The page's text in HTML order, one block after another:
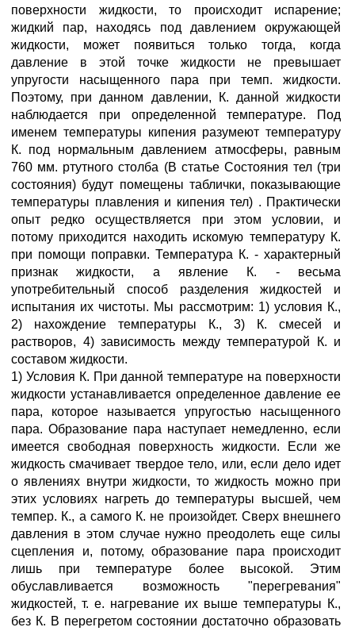
поверхности жидкости, то происходит испарение;
жидкий пар, находясь под давлением окружающей
жидкости, может появиться только тогда, когда
давление в этой точке жидкости не превышает
упругости насыщенного пара при темп. жидкости.
Поэтому, при данном давлении, К. данной жидкости
наблюдается при определенной температуре. Под
именем температуры кипения разумеют температуру
К. под нормальным давлением атмосферы, равным
760 мм. ртутного столба (В статье Сocтояния тел (три
состояния) будут помещены таблички, показывающие
температуры плавления и кипения тел) . Практически
опыт редко осуществляется при этом условии, и
потому приходится находить искомую температуру К.
при помощи поправки. Температура К. - характерный
признак жидкости, а явление К. - весьма
употребительный способ разделения жидкостей и
испытания их чистоты. Мы рассмотрим: 1) условия К.,
2) нахождение температуры К., 3) К. смесей и
растворов, 4) зависимость между температурой К. и
составом жидкости.
1) Условия К. При данной температуре на поверхности
жидкости устанавливается определенное давление ее
пара, которое называется упругостью насыщенного
пара. Образование пара наступает немедленно, если
имеется свободная поверхность жидкости. Если же
жидкость смачивает твердое тело, или, если дело идет
о явлениях внутри жидкости, то жидкость можно при
этих условиях нагреть до температуры высшей, чем
темпер. К., а самого К. не произойдет. Сверх внешнего
давления в этом случае нужно преодолеть еще силы
сцепления и, потому, образование пара происходит
лишь при температуре более высокой. Этим
обуславливается возможность "перегревания"
жидкостей, т. е. нагревание их выше температуры К.,
без К. В перегретом состоянии достаточно образовать